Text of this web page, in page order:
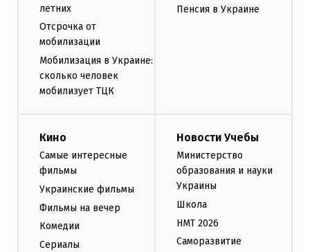
летних
Отсрочка от
мобилизации
Мобилизация в Украине:
сколько человек
мобилизует ТЦК
Пенсия в Украине
Кино
Самые интересные
фильмы
Украинские фильмы
Фильмы на вечер
Комедии
Сериалы
Новости Учебы
Министерство
образования и науки
Украины
Школа
НМТ 2026
Саморазвитие